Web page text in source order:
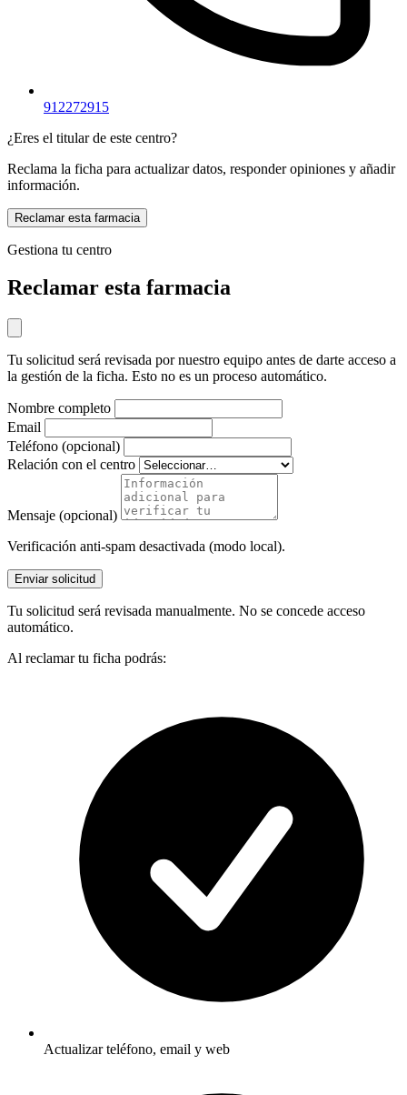
912272915
¿Eres el titular de este centro?
Reclama la ficha para actualizar datos, responder opiniones y añadir
información.
Reclamar esta farmacia
Gestiona tu centro
Reclamar esta farmacia
Tu solicitud será revisada por nuestro equipo antes de darte acceso a
la gestión de la ficha. Esto no es un proceso automático.
Nombre completo
Email
Teléfono (opcional)
Relación con el centro
Mensaje (opcional)
Verificación anti-spam desactivada (modo local).
Enviar solicitud
Tu solicitud será revisada manualmente. No se concede acceso
automático.
Al reclamar tu ficha podrás:
Actualizar teléfono, email y web